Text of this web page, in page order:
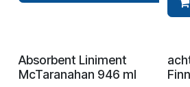
Absorbent Liniment
McTaranahan 946 ml